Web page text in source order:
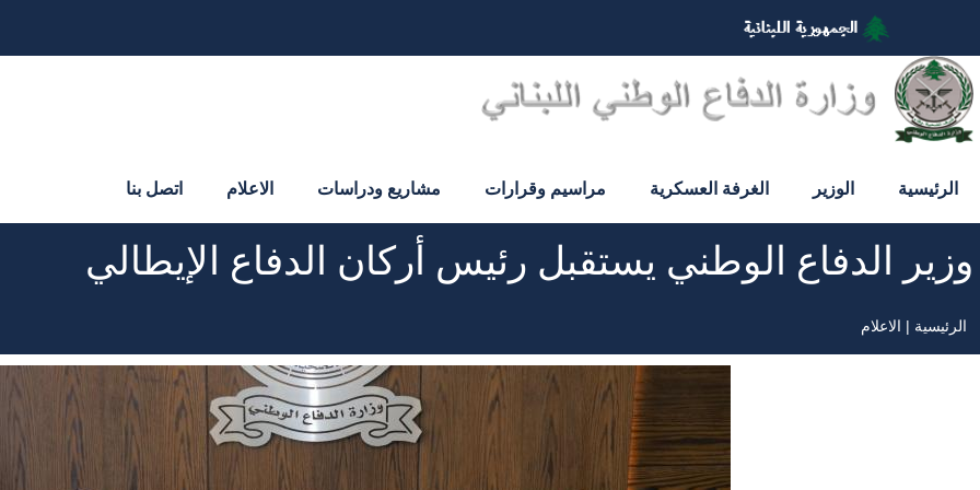
المحتوى
الرئيسي
الرئيسية الوزير الغرفة العسكرية مراسيم وقرارات مشاريع ودراسات الاعلام اتصل بنا
وزير الدفاع الوطني يستقبل رئيس أركان الدفاع الإيطالي
مسار
الرئيسية الاعلام